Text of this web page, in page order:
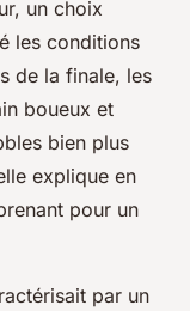
un choix
les conditions
de la finale, les
boueux et
bien plus
explique en
pour un
par un